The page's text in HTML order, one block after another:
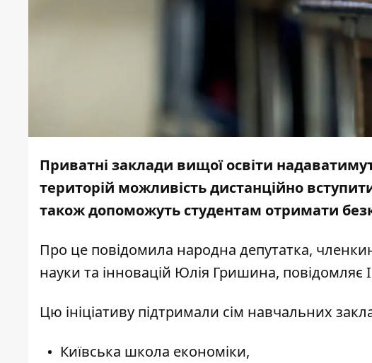
Приватні заклади вищої освіти
територій можливість дистанційно
також допоможуть студентам отримати
Про це повідомила народна депутатка,
науки та інновацій Юлія Гришина, повідомляє
Цю ініціативу підтримали сім навчальних
Київська школа економіки,